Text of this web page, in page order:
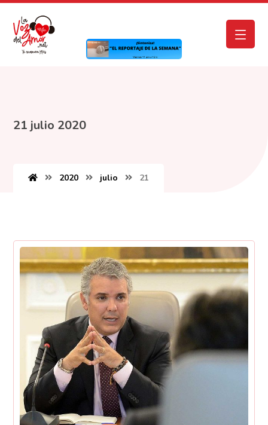
21 julio 2020
2020 julio 21